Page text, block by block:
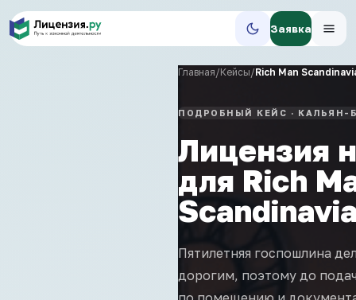
Заявка
Главная/Кейсы/Rich Man
ПОДРОБНЫЙ КЕЙС · КАЛЬЯН-
Лицензия
для Rich
Пятилетняя госпошлина
дорогим, поэтому до